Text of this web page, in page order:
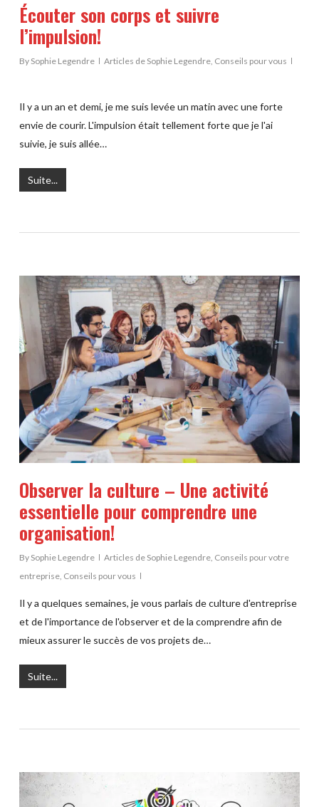
Écouter son corps et suivre
l’impulsion!
By Sophie Legendre Articles de Sophie Legendre, Conseils pour vous
Il y a un an et demi, je me suis levée un matin avec une forte
envie de courir. L'impulsion était tellement forte que je l'ai
suivie, je suis allée…
Suite...
Observer la culture – Une activité
essentielle pour comprendre une
organisation!
By Sophie Legendre Articles de Sophie Legendre, Conseils pour votre
entreprise, Conseils pour vous
Il y a quelques semaines, je vous parlais de culture d'entreprise
et de l'importance de l'observer et de la comprendre afin de
mieux assurer le succès de vos projets de…
Suite...